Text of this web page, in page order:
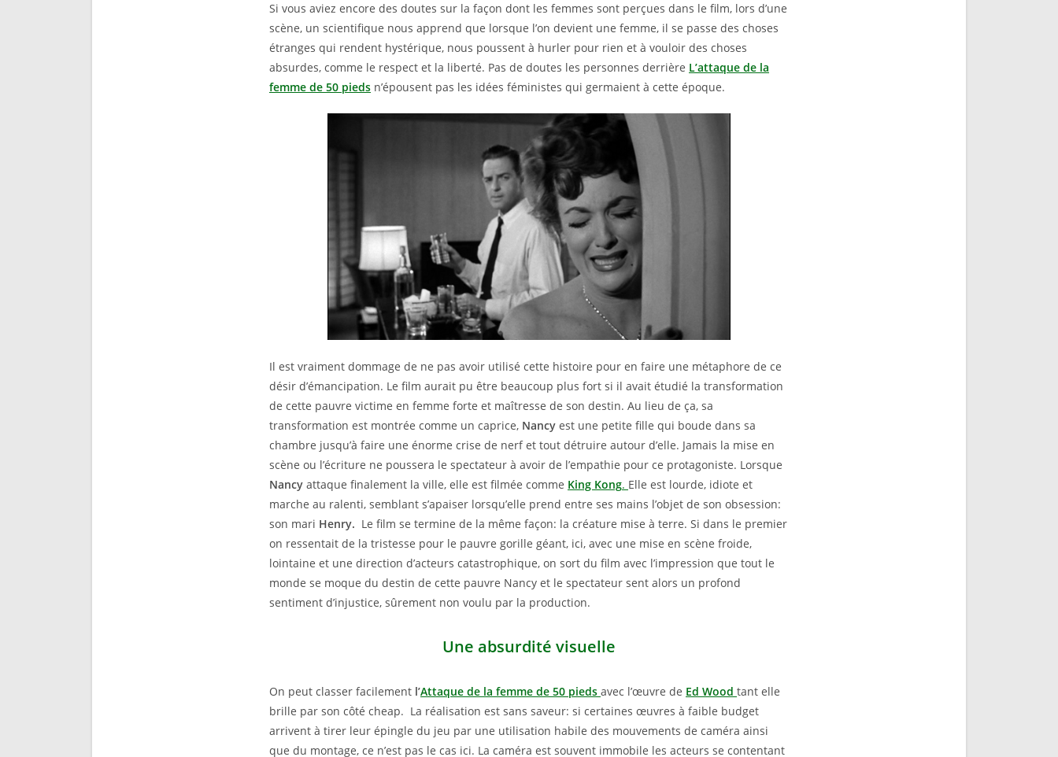
Si vous aviez encore des doutes sur la façon dont les femmes sont perçues dans le film, lors d’une
scène, un scientifique nous apprend que lorsque l’on devient une femme, il se passe des choses
étranges qui rendent hystérique, nous poussent à hurler pour rien et à vouloir des choses
absurdes, comme le respect et la liberté. Pas de doutes les personnes derrière L’attaque de la
femme de 50 pieds n’épousent pas les idées féministes qui germaient à cette époque.
Il est vraiment dommage de ne pas avoir utilisé cette histoire pour en faire une métaphore de ce
désir d’émancipation. Le film aurait pu être beaucoup plus fort si il avait étudié la transformation
de cette pauvre victime en femme forte et maîtresse de son destin. Au lieu de ça, sa
transformation est montrée comme un caprice, Nancy est une petite fille qui boude dans sa
chambre jusqu’à faire une énorme crise de nerf et tout détruire autour d’elle. Jamais la mise en
scène ou l’écriture ne poussera le spectateur à avoir de l’empathie pour ce protagoniste. Lorsque
Nancy attaque finalement la ville, elle est filmée comme King Kong. Elle est lourde, idiote et
marche au ralenti, semblant s’apaiser lorsqu’elle prend entre ses mains l’objet de son obsession:
son mari Henry. Le film se termine de la même façon: la créature mise à terre. Si dans le premier
on ressentait de la tristesse pour le pauvre gorille géant, ici, avec une mise en scène froide,
lointaine et une direction d’acteurs catastrophique, on sort du film avec l’impression que tout le
monde se moque du destin de cette pauvre Nancy et le spectateur sent alors un profond
sentiment d’injustice, sûrement non voulu par la production.
Une absurdité visuelle
On peut classer facilement l’Attaque de la femme de 50 pieds avec l’œuvre de Ed Wood tant elle
brille par son côté cheap. La réalisation est sans saveur: si certaines œuvres à faible budget
arrivent à tirer leur épingle du jeu par une utilisation habile des mouvements de caméra ainsi
que du montage, ce n’est pas le cas ici. La caméra est souvent immobile les acteurs se contentant